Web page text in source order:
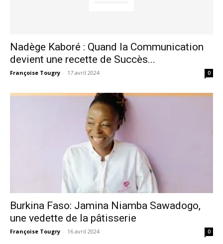
Nadège Kaboré : Quand la Communication
devient une recette de Succès...
Françoise Tougry - 17 avril 2024 0
Burkina Faso: Jamina Niamba Sawadogo,
une vedette de la pâtisserie
Françoise Tougry - 16 avril 2024 0